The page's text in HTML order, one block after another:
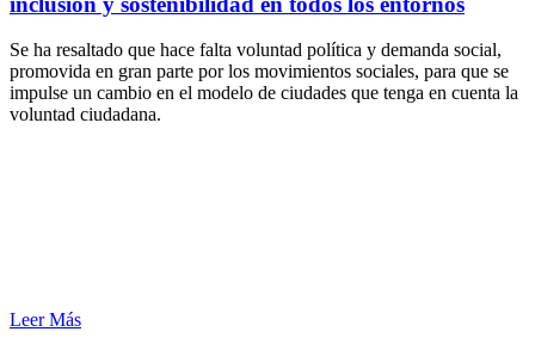
Se ha resaltado que hace falta voluntad política y demanda social,
promovida en gran parte por los movimientos sociales, para que se
impulse un cambio en el modelo de ciudades que tenga en cuenta la
voluntad ciudadana.
Leer Más